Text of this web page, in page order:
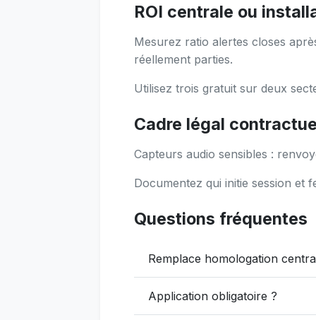
ROI centrale ou
Mesurez ratio alertes closes
réellement parties.
Utilisez trois gratuit sur deux
Cadre légal
Capteurs audio sensibles :
Documentez qui initie session et
Questions fréquentes
Remplace homologation
Application obligatoire ?